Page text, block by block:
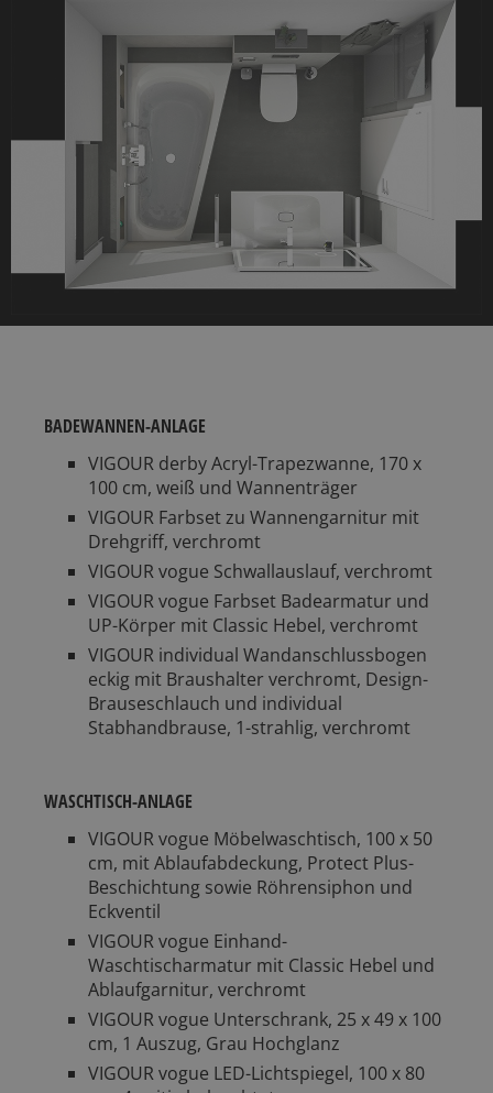
BADEWANNEN-ANLAGE
VIGOUR derby Acryl-Trapezwanne, 170 x
100 cm, weiß und Wannenträger
VIGOUR Farbset zu Wannengarnitur mit
Drehgriff, verchromt
VIGOUR vogue Schwallauslauf, verchromt
VIGOUR vogue Farbset Badearmatur und
UP-Körper mit Classic Hebel, verchromt
VIGOUR individual Wandanschlussbogen
eckig mit Braushalter verchromt, Design-
Brauseschlauch und individual
Stabhandbrause, 1-strahlig, verchromt
WASCHTISCH-ANLAGE
VIGOUR vogue Möbelwaschtisch, 100 x 50
cm, mit Ablaufabdeckung, Protect Plus-
Beschichtung sowie Röhrensiphon und
Eckventil
VIGOUR vogue Einhand-
Waschtischarmatur mit Classic Hebel und
Ablaufgarnitur, verchromt
VIGOUR vogue Unterschrank, 25 x 49 x 100
cm, 1 Auszug, Grau Hochglanz
VIGOUR vogue LED-Lichtspiegel, 100 x 80